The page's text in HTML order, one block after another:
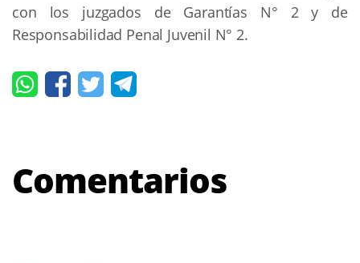
con los juzgados de Garantías N° 2 y de
Responsabilidad Penal Juvenil N° 2.
Comentarios